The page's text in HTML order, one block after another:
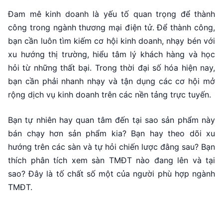
Đam mê kinh doanh là yếu tố quan trọng để thành
công trong ngành thương mại điện tử. Để thành công,
bạn cần luôn tìm kiếm cơ hội kinh doanh, nhạy bén với
xu hướng thị trường, hiểu tâm lý khách hàng và học
hỏi từ những thất bại. Trong thời đại số hóa hiện nay,
bạn cần phải nhanh nhạy và tận dụng các cơ hội mở
rộng dịch vụ kinh doanh trên các nền tảng trực tuyến.
Bạn tự nhiên hay quan tâm đến tại sao sản phẩm này
bán chạy hơn sản phẩm kia? Bạn hay theo dõi xu
hướng trên các sàn và tự hỏi chiến lược đằng sau? Bạn
thích phân tích xem sàn TMĐT nào đang lên và tại
sao? Đây là tố chất số một của người phù hợp ngành
TMĐT.